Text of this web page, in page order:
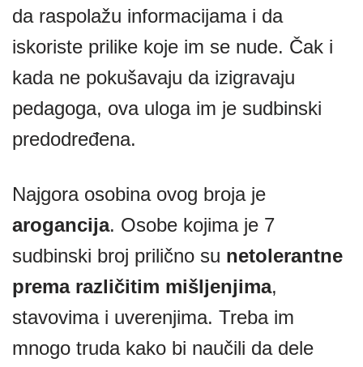
da raspolažu informacijama i da
iskoriste prilike koje im se nude. Čak i
kada ne pokušavaju da izigravaju
pedagoga, ova uloga im je sudbinski
predodređena.
Najgora osobina ovog broja je
arogancija. Osobe kojima je 7
sudbinski broj prilično su netolerantne
prema različitim mišljenjima,
stavovima i uverenjima. Treba im
mnogo truda kako bi naučili da dele